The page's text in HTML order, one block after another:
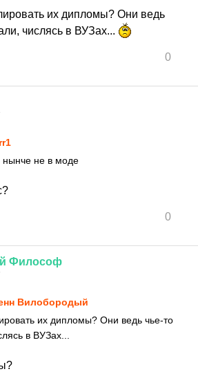
их дипломы? Они ведь
числясь в ВУЗах...
0
нынче не в моде
0
Философ
Вилобородый
их дипломы? Они ведь чье-то
в ВУЗах...